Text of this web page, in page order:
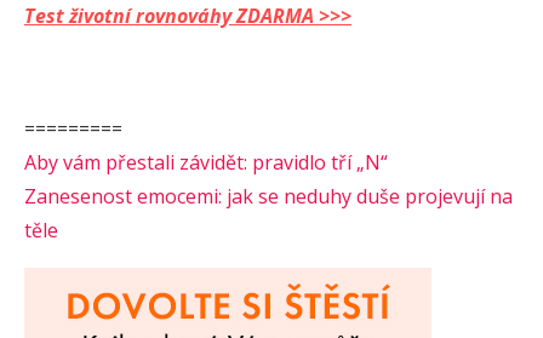
Test životní rovnováhy ZDARMA >>>
=========
Aby vám přestali závidět: pravidlo tří „N“
Zanesenost emocemi: jak se neduhy duše projevují na
těle